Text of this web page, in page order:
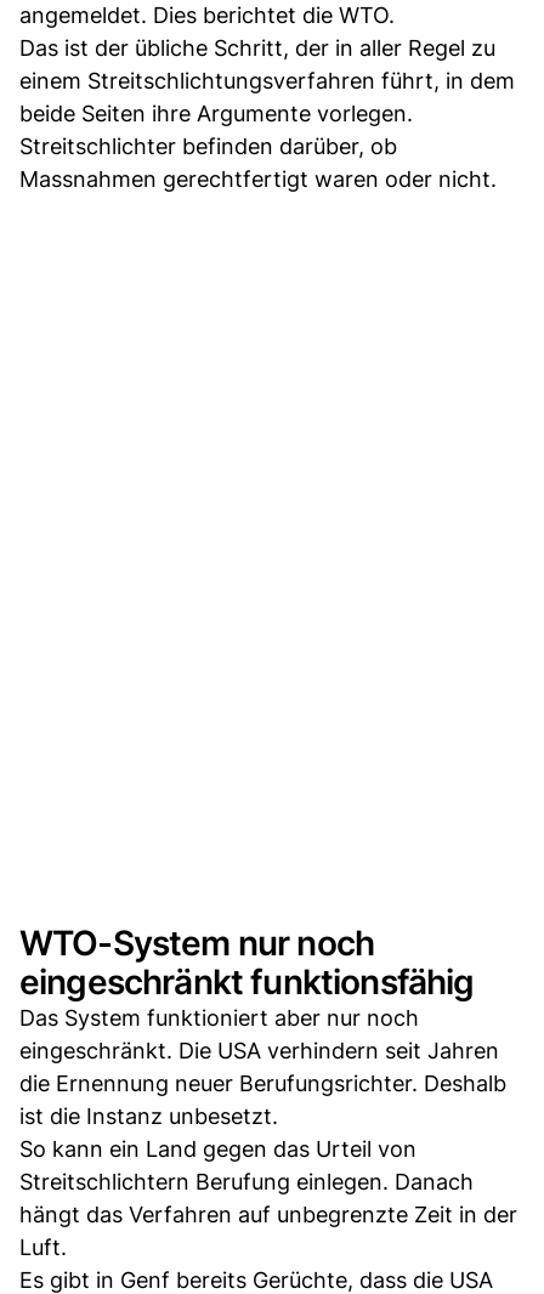
angemeldet. Dies berichtet die WTO.
Das ist der übliche Schritt, der in aller Regel zu
einem Streitschlichtungsverfahren führt, in dem
beide Seiten ihre Argumente vorlegen.
Streitschlichter befinden darüber, ob
Massnahmen gerechtfertigt waren oder nicht.
WTO-System nur noch
eingeschränkt funktionsfähig
Das System funktioniert aber nur noch
eingeschränkt. Die USA verhindern seit Jahren
die Ernennung neuer Berufungsrichter. Deshalb
ist die Instanz unbesetzt.
So kann ein Land gegen das Urteil von
Streitschlichtern Berufung einlegen. Danach
hängt das Verfahren auf unbegrenzte Zeit in der
Luft.
Es gibt in Genf bereits Gerüchte, dass die USA